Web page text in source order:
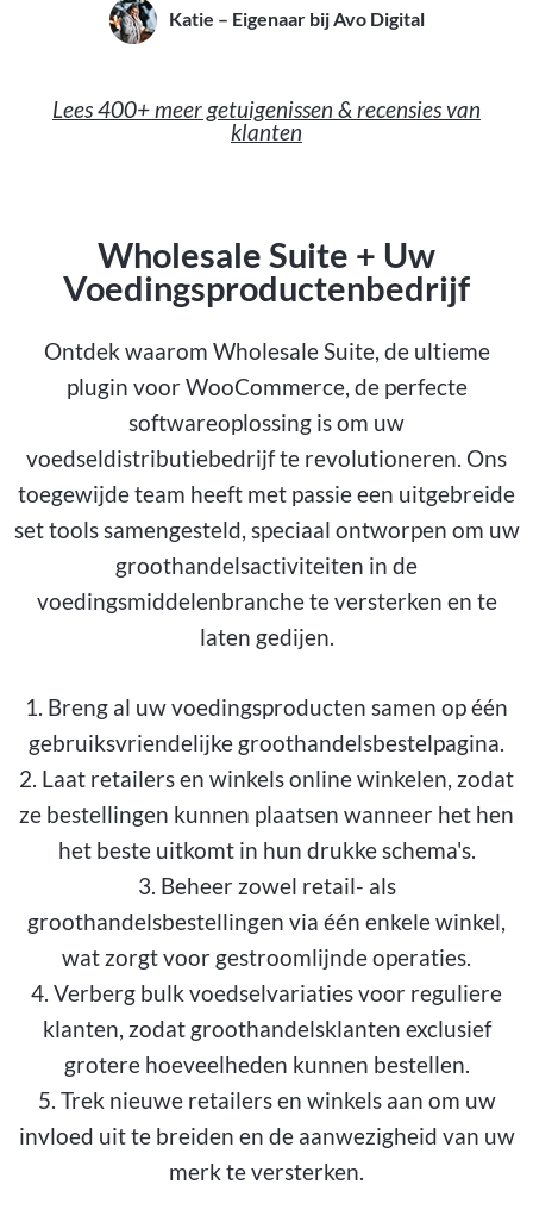
Katie – Eigenaar bij Avo Digital
Lees 400+ meer getuigenissen & recensies van
klanten
Wholesale Suite + Uw
Voedingsproductenbedrijf
Ontdek waarom Wholesale Suite, de ultieme
plugin voor WooCommerce, de perfecte
softwareoplossing is om uw
voedseldistributiebedrijf te revolutioneren. Ons
toegewijde team heeft met passie een uitgebreide
set tools samengesteld, speciaal ontworpen om uw
groothandelsactiviteiten in de
voedingsmiddelenbranche te versterken en te
laten gedijen.
1. Breng al uw voedingsproducten samen op één
gebruiksvriendelijke groothandelsbestelpagina.
2. Laat retailers en winkels online winkelen, zodat
ze bestellingen kunnen plaatsen wanneer het hen
het beste uitkomt in hun drukke schema's.
3. Beheer zowel retail- als
groothandelsbestellingen via één enkele winkel,
wat zorgt voor gestroomlijnde operaties.
4. Verberg bulk voedselvariaties voor reguliere
klanten, zodat groothandelsklanten exclusief
grotere hoeveelheden kunnen bestellen.
5. Trek nieuwe retailers en winkels aan om uw
invloed uit te breiden en de aanwezigheid van uw
merk te versterken.